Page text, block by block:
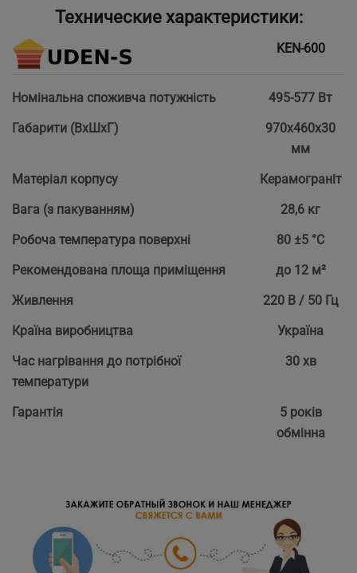
Технические характеристики:
KEN-600
Номінальна споживча потужність
495-577 Вт
Габарити (ВхШхГ)
970х460х30
мм
Матеріал корпусу
Керамограніт
Вага (з пакуванням)
28,6 кг
Робоча температура поверхні
80 ±5 °С
Рекомендована площа приміщення
до 12 м²
Живлення
220 В / 50 Гц
Країна виробництва
Україна
Час нагрівання до потрібної
температури
30 хв
Гарантія
5 років
обмінна